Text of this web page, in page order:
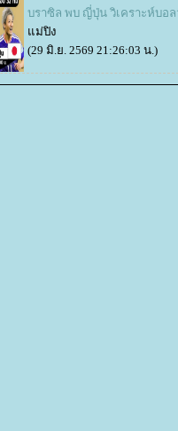
บราซิล พบ ญี่ปุ่น วิเคราะห์บอ
ม่ปิง
(29 มิ.ย. 2569 21:26:03 น.)